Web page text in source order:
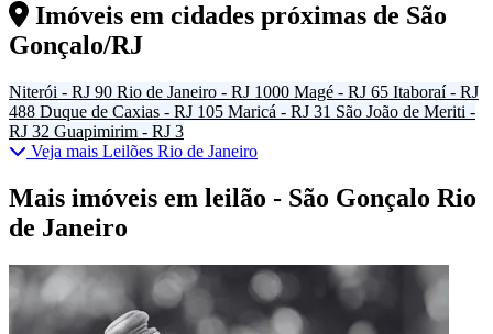
Imóveis em cidades próximas de São
Gonçalo/RJ
Niterói - RJ 90 Rio de Janeiro - RJ 1000 Magé - RJ 65 Itaboraí - RJ
488 Duque de Caxias - RJ 105 Maricá - RJ 31 São João de Meriti -
RJ 32 Guapimirim - RJ 3
Veja mais Leilões Rio de Janeiro
Mais imóveis em leilão - São Gonçalo Rio
de Janeiro